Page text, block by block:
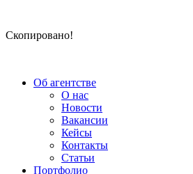
Скопировано!
Об агентстве
О нас
Новости
Вакансии
Кейсы
Контакты
Статьи
Портфолио